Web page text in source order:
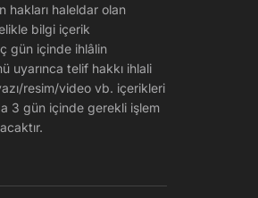
hakları haleldar olan
bilgi içerik
gün içinde ihlâlin
uyarınca telif hakkı ihlali
resim/video vb. içerikleri
3 gün içinde gerekli işlem